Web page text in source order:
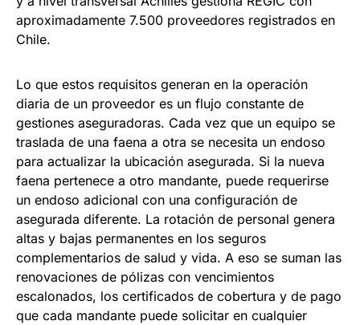
aproximadamente 7.500 proveedores registrados en
Chile.
Lo que estos requisitos generan en la operación
diaria de un proveedor es un flujo constante de
gestiones aseguradoras. Cada vez que un equipo se
traslada de una faena a otra se necesita un endoso
para actualizar la ubicación asegurada. Si la nueva
faena pertenece a otro mandante, puede requerirse
un endoso adicional con una configuración de
asegurada diferente. La rotación de personal genera
altas y bajas permanentes en los seguros
complementarios de salud y vida. A eso se suman las
renovaciones de pólizas con vencimientos
escalonados, los certificados de cobertura y de pago
que cada mandante puede solicitar en cualquier